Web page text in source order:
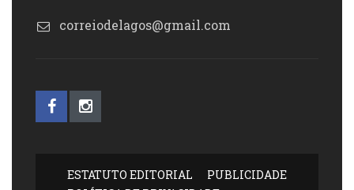
correiodelagos@gmail.com
ESTATUTO EDITORIAL
PUBLICIDADE